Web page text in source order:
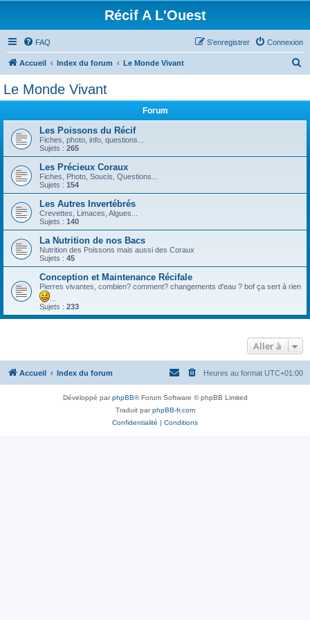
Récif A L'Ouest
FAQ Connexion
S’enregistrer
Accueil Index du forum Le Monde Vivant
e
Le Monde Vivant
Forum
Les Poissons du Récif
Fiches, photo, info, questions...
Sujets : 265
Les Précieux Coraux
Fiches, Photo, Soucis, Questions...
Sujets : 154
Les Autres Invertébrés
Crevettes, Limaces, Algues...
Sujets : 140
La Nutrition de nos Bacs
Nutrition des Poissons mais aussi des Coraux
Sujets : 45
Conception et Maintenance Récifale
Pierres vivantes, combien? comment? changements d'eau ? bof ça sert à rien
Sujets : 233
Aller à
Accueil Index du forum Heures au format UTC+01:00
Développé parphpBB® Forum Software © phpBB Limited
Traduit parphpBB-fr.com
Confidentialité | Conditions